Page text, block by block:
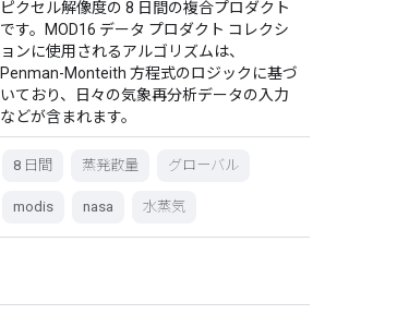
ピクセル解像度の 8 日間の複合プロダクト
です。MOD16 データ プロダクト コレクシ
ョンに使用されるアルゴリズムは、
Penman-Monteith 方程式のロジックに基づ
いており、日々の気象再分析データの入力
などが含まれます。
8 日間 蒸発散量 グローバル
modis nasa 水蒸気